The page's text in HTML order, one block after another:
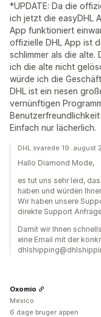
*UPDATE: Da die
ich jetzt die easyDHL
App funktioniert
offizielle DHL App ist
schlimmer als die alte.
ich die alte nicht
würde ich die
DHL ist ein riesen
vernünftigen
Einfach nur lächerlich.
DHL svarede 19. august
Hallo Diamond Mode,
es tut uns sehr leid,
haben und würden
Wir haben unsere
direkte Support
Damit wir Ihnen
eine Email mit der
Oxomio
Mexico
6 dage bruger appen